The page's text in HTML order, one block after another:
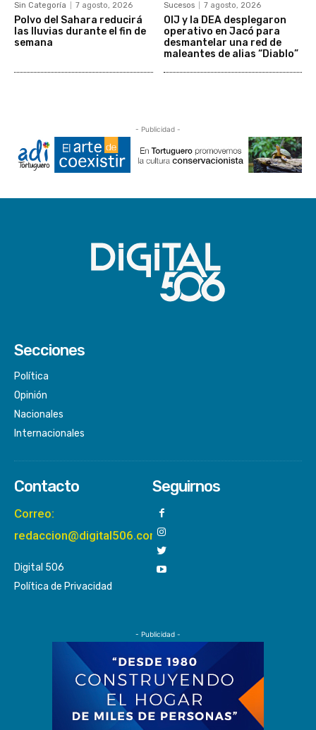
Sin Categoría 7 agosto, 2026
Polvo del Sahara reducirá
las lluvias durante el fin de
semana
Sucesos 7 agosto, 2026
OIJ y la DEA desplegaron
operativo en Jacó para
desmantelar una red de
maleantes de alias “Diablo”
- Publicidad -
Secciones
Política
Opinión
Nacionales
Internacionales
Contacto
Correo:
redaccion@digital506.com
Digital 506
Política de Privacidad
Seguirnos
- Publicidad -